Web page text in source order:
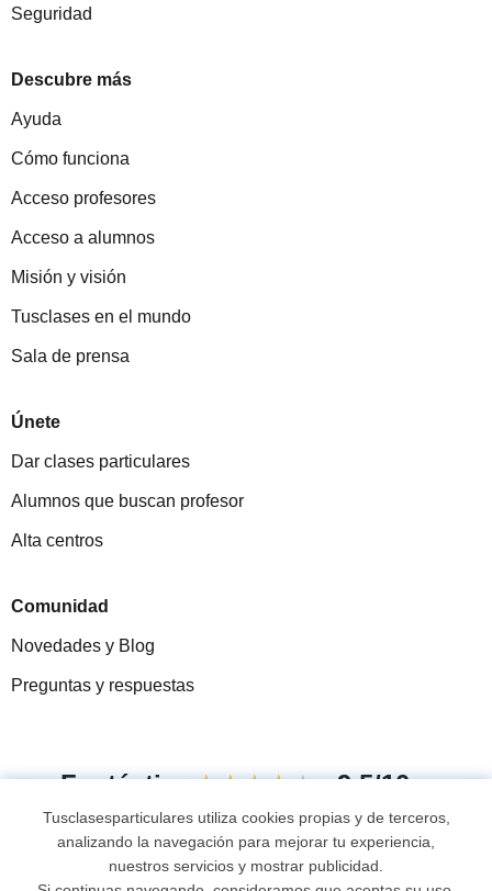
Seguridad
Descubre más
Ayuda
Cómo funciona
Acceso profesores
Acceso a alumnos
Misión y visión
Tusclases en el mundo
Sala de prensa
Únete
Dar clases particulares
Alumnos que buscan profesor
Alta centros
Comunidad
Novedades y Blog
Preguntas y respuestas
Fantástica★★★★★ 9,5/10
opiniones de alumnos
Tusclasesparticulares utiliza cookies propias y de terceros,
analizando la navegación para mejorar tu experiencia,
nuestros servicios y mostrar publicidad.